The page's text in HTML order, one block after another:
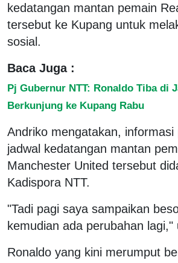
kedatangan mantan pemain
tersebut ke Kupang untuk
sosial.
Baca Juga :
Pj Gubernur NTT: Ronaldo Tiba di
Berkunjung ke Kupang Rabu
Andriko mengatakan, informasi
jadwal kedatangan mantan
Manchester United tersebut
Kadispora NTT.
"Tadi pagi saya sampaikan
kemudian ada perubahan lagi,"
Ronaldo yang kini merumput